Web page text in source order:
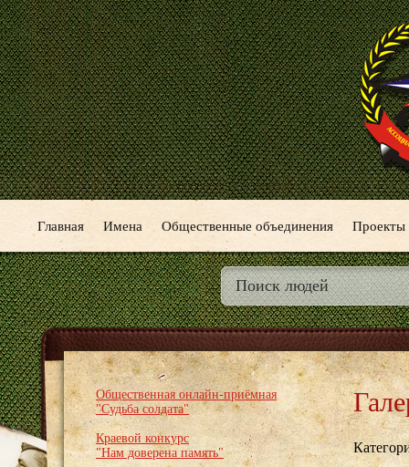
Главная Имена Общественные объединения Проекты
Общественная онлайн-приёмная
"Судьба солдата"
Краевой конкурс
"Нам доверена память"